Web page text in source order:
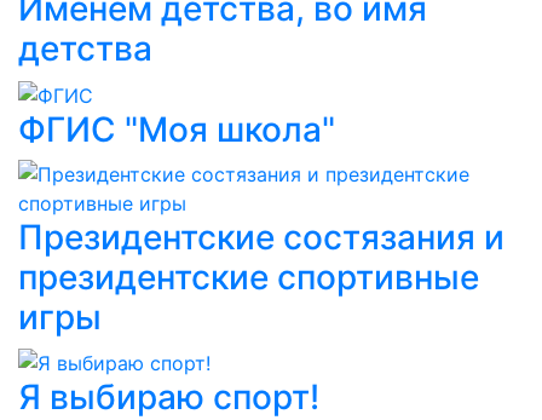
Именем детства, во имя
детства
ФГИС "Моя школа"
Президентские состязания и
президентские спортивные
игры
Я выбираю спорт!